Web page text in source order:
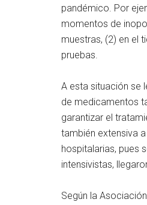
pandémico. Por
momentos de
muestras, (2) en el
pruebas.
A esta situación se
de medicamentos
garantizar el
también extensiva
hospitalarias, pues
intensivistas,
Según la